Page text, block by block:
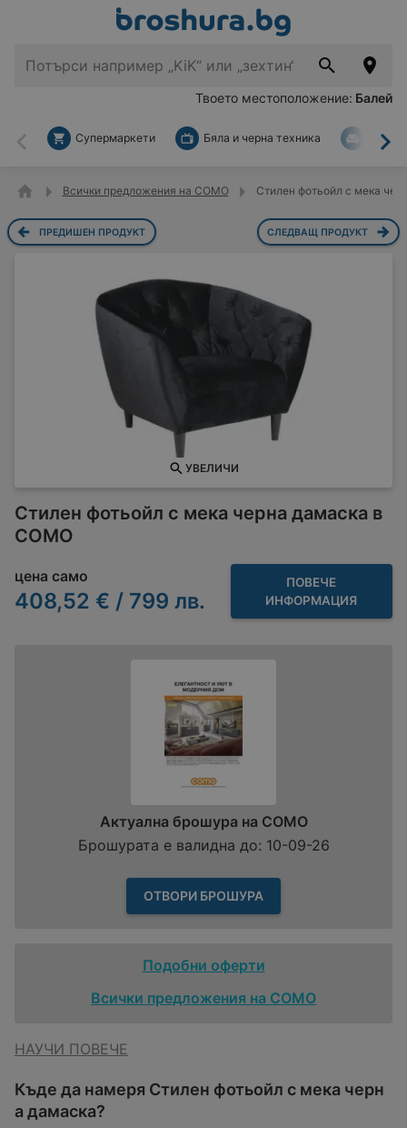
Твоето местоположение: Балей
Назад
Супермаркети Бяла и черна техника За
Всички предложения на COMO Стилен фотьойл с мека
ПРЕДИШЕН ПРОДУКТ СЛЕДВАЩ ПРОДУКТ
УВЕЛИЧИ
Стилен фотьойл с мека черна дамаска в
COMO
цена само
408,52 € / 799 лв.
ПОВЕЧЕ
ИНФОРМАЦИЯ
Актуална брошура на COMO
Брошурата е валидна до: 10-09-26
ОТВОРИ БРОШУРА
Подобни оферти
Всички предложения на COMO
НАУЧИ ПОВЕЧЕ
Къде да намеря Стилен фотьойл с мека черн
а дамаска?